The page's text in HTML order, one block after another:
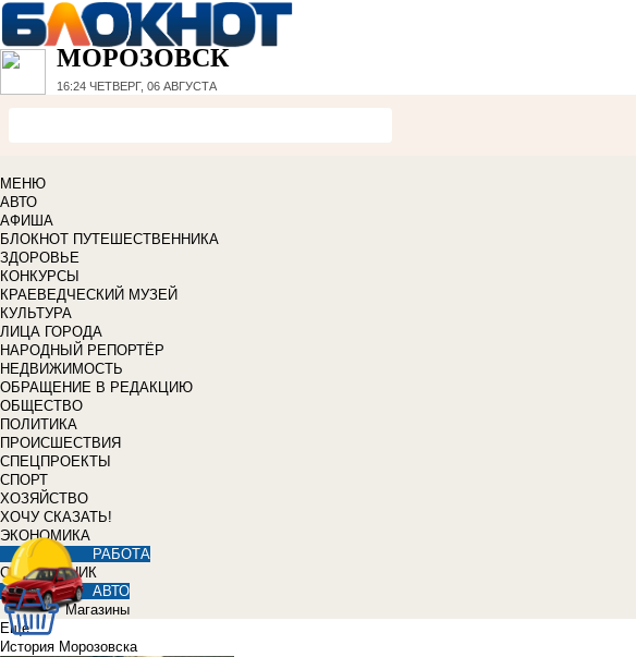
МОРОЗОВСК
16:24 ЧЕТВЕРГ, 06 АВГУСТА
МЕНЮ
АВТО
АФИША
БЛОКНОТ ПУТЕШЕСТВЕННИКА
ЗДОРОВЬЕ
КОНКУРСЫ
КРАЕВЕДЧЕСКИЙ МУЗЕЙ
КУЛЬТУРА
ЛИЦА ГОРОДА
НАРОДНЫЙ РЕПОРТЁР
НЕДВИЖИМОСТЬ
ОБРАЩЕНИЕ В РЕДАКЦИЮ
ОБЩЕСТВО
ПОЛИТИКА
ПРОИСШЕСТВИЯ
СПЕЦПРОЕКТЫ
СПОРТ
ХОЗЯЙСТВО
ХОЧУ СКАЗАТЬ!
ЭКОНОМИКА
РАБОТА
СПРАВОЧНИК
АВТО
Магазины
Еще
История Морозовска